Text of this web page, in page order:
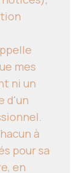
mes
ni un
d'un
à
pour sa
en